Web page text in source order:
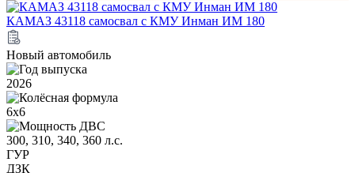
КАМАЗ 43118 самосвал с КМУ Инман ИМ 180
Новый автомобиль
2026
6х6
300, 310, 340, 360 л.с.
ГУР
ДЗК